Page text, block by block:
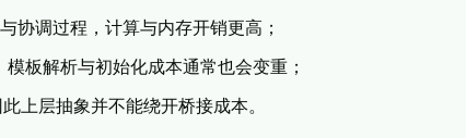
协调过程，计算与内存开销更高；
板解析与初始化成本通常也会变重；
此上层抽象并不能绕开桥接成本。